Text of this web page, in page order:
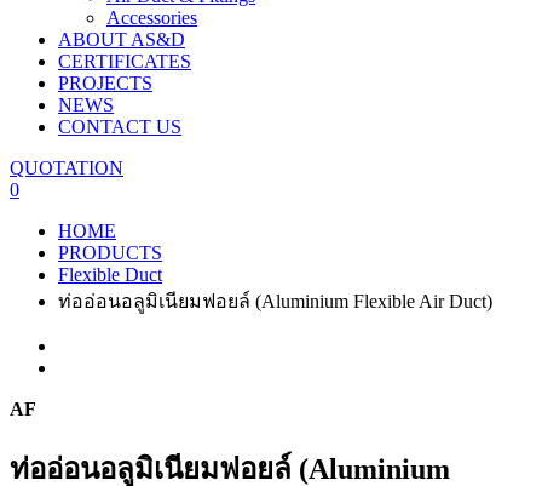
Accessories
ABOUT AS&D
CERTIFICATES
PROJECTS
NEWS
CONTACT US
QUOTATION
0
HOME
PRODUCTS
Flexible Duct
ท่ออ่อนอลูมิเนียมฟอยล์ (Aluminium Flexible Air Duct)
AF
ท่ออ่อนอลูมิเนียมฟอยล์ (Aluminium